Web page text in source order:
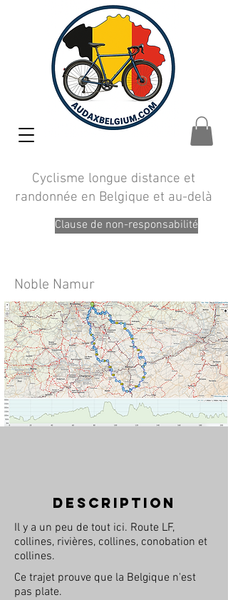
Clause de non-responsabilité
Cyclisme longue distance et
randonnée en Belgique et au-delà
Noble Namur
description
Il y a un peu de tout ici. Route LF,
collines, rivières, collines, conobation et
collines.
Ce trajet prouve que la Belgique n'est
pas plate.